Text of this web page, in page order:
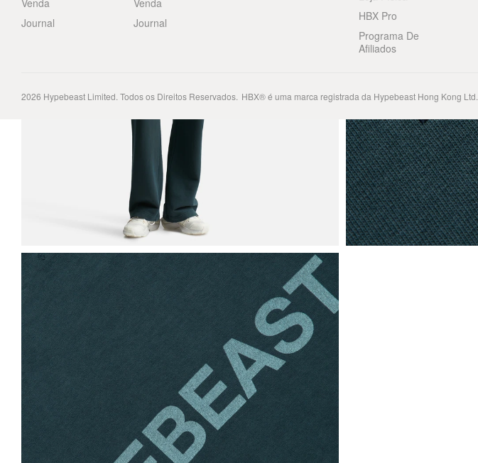
Venda
Journal
Venda
Journal
HBX Pro
Programa De
Afiliados
2026 Hypebeast Limited. Todos os Direitos Reservados. HBX® é uma marca registrada da Hypebeast Hong Kong Ltd.